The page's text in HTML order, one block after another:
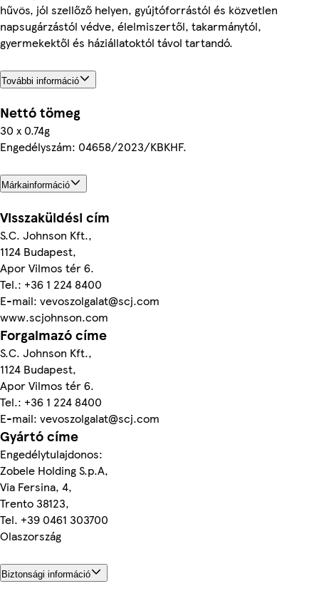
hűvös, jól szellőző helyen, gyújtóforrástól és közvetlen
napsugárzástól védve, élelmiszertől, takarmánytól,
gyermekektől és háziállatoktól távol tartandó.
További információ
Nettó tömeg
30 x 0.74g
Engedélyszám: 04658/2023/KBKHF.
Márkainformáció
Visszaküldési cím
S.C. Johnson Kft.,
1124 Budapest,
Apor Vilmos tér 6.
Tel.: +36 1 224 8400
E-mail: vevoszolgalat@scj.com
www.scjohnson.com
Forgalmazó címe
S.C. Johnson Kft.,
1124 Budapest,
Apor Vilmos tér 6.
Tel.: +36 1 224 8400
E-mail: vevoszolgalat@scj.com
Gyártó címe
Engedélytulajdonos:
Zobele Holding S.p.A,
Via Fersina, 4,
Trento 38123,
Tel. +39 0461 303700
Olaszország
Biztonsági információ